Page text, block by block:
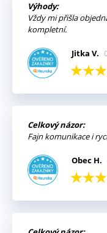
Výhody:
Vždy mi přišla
kompletní.
Jitka V.
Celkový názor:
Fajn komunikace i
Obec H.